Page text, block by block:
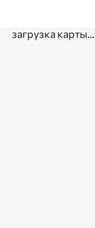
загрузка карты...